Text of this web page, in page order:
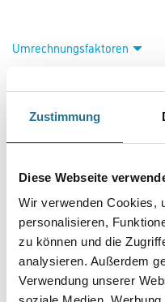
Zustimmung
Diese Webseite
Wir verwenden Cookies,
personalisieren,
zu können und die
analysieren. Außerdem
Verwendung unserer
Umrechnungsfaktoren